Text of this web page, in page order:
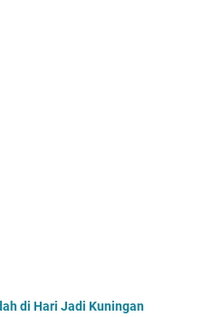
di Hari Jadi Kuningan